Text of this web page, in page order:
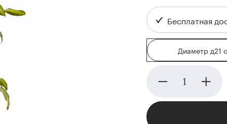
Бесплатная
Диаметр д21